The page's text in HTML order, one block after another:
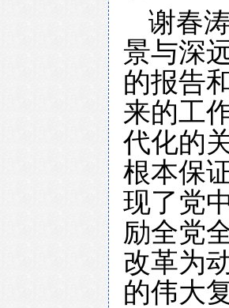
谢春
景与深
的报告
来的工
代化的
根本保
现了党
励全党
改革为
的伟大